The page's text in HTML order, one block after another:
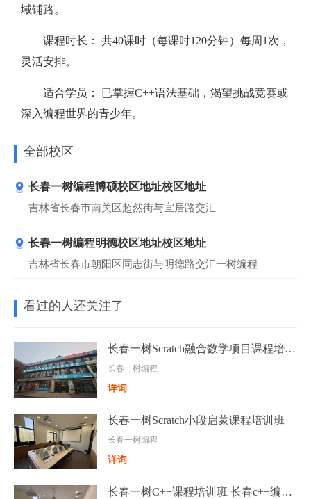
域铺路。
课程时长： 共40课时（每课时120分钟）每周1次，
灵活安排。
适合学员： 已掌握C++语法基础，渴望挑战竞赛或
深入编程世界的青少年。
全部校区
长春一树编程博硕校区地址校区地址
吉林省长春市南关区超然街与宜居路交汇
长春一树编程明德校区地址校区地址
吉林省长春市朝阳区同志街与明德路交汇一树编程
看过的人还关注了
长春一树Scratch融合数学项目课程培训班
长春一树编程
详询
长春一树Scratch小段启蒙课程培训班
长春一树编程
详询
长春一树C++课程培训班 长春c++编程班